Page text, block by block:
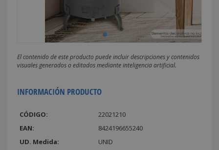
El contenido de este producto puede incluir descripciones y contenidos
visuales generados o editados mediante inteligencia artificial.
INFORMACIÓN PRODUCTO
CÓDIGO:
22021210
EAN:
8424196655240
UD. Medida:
UNID